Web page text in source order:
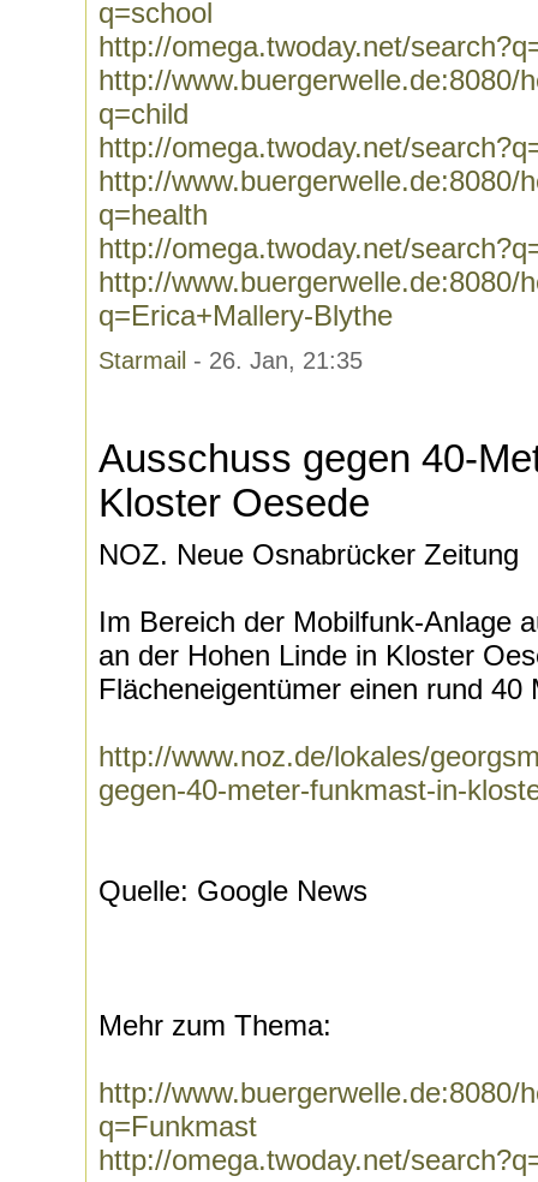
q=school
http://omega.twoday.net/
http://www.buergerwelle.de:8080/
q=child
http://omega.twoday.net/
http://www.buergerwelle.de:8080/
q=health
http://omega.twoday.net/
http://www.buergerwelle.de:8080/
q=Erica+Mallery-Blythe
Starmail - 26. Jan, 21:35
Ausschuss gegen 40-
Kloster Oesede
NOZ. Neue Osnabrücker Zeitung
Im Bereich der Mobilfunk-Anlage
an der Hohen Linde in Kloster
Flächeneigentümer einen rund 40
http://www.noz.de/lokales/
gegen-40-meter-funkmast-in-
Quelle: Google News
Mehr zum Thema:
http://www.buergerwelle.de:8080/
q=Funkmast
http://omega.twoday.net/